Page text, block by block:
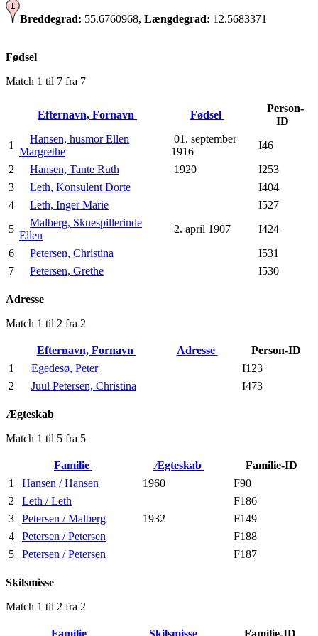
Breddegrad: 55.6760968, Længdegrad: 12.5683371
Fødsel
Match 1 til 7 fra 7
Efternavn, Fornavn Fødsel
Person-
ID
1
Hansen, husmor Ellen
Margrethe
01. september
1916
I46
2
Hansen, Tante Ruth 1920
I253
3
Leth, Konsulent Dorte
I404
4
Leth, Inger Marie
I527
5
Malberg, Skuespillerinde
Ellen
2. april 1907
I424
6
Petersen, Christina
I531
7
Petersen, Grethe I530
Adresse
Match 1 til 2 fra 2
Efternavn, Fornavn Adresse
Person-ID
1
Egedesø, Peter
I123
2
Juul Petersen, Christina I473
Ægteskab
Match 1 til 5 fra 5
Familie Ægteskab
Familie-ID
1
Hansen / Hansen 1960
F90
2
Leth / Leth
F186
3
Petersen / Malberg 1932
F149
4
Petersen / Petersen
F188
5
Petersen / Petersen F187
Skilsmisse
Match 1 til 2 fra 2
Familie Skilsmisse Familie-ID